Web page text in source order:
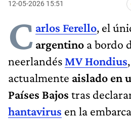
12-05-2026 15:51
C arlos Ferello, el
argentino a bordo
neerlandés MV Hondius
actualmente aislado en
Países Bajos tras
hantavirus en la